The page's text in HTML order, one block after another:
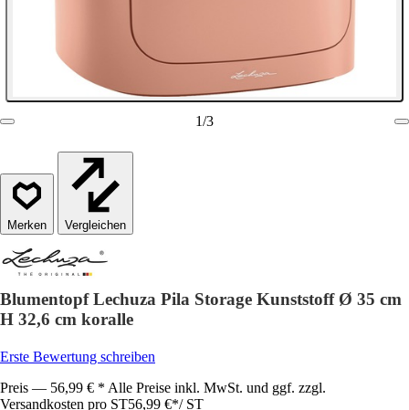
1/3
Vergleichen
Blumentopf Lechuza Pila Storage Kunststoff Ø 35 cm
H 32,6 cm koralle
Erste Bewertung schreiben
Preis — 56,99 € * Alle Preise inkl. MwSt. und ggf. zzgl.
Versandkosten pro ST56,99 €*/ ST